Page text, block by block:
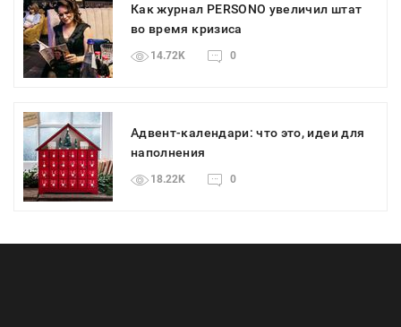
Как журнал PERSONO увеличил штат
во время кризиса
14.72K 0
Адвент-календари: что это, идеи для
наполнения
18.22K 0